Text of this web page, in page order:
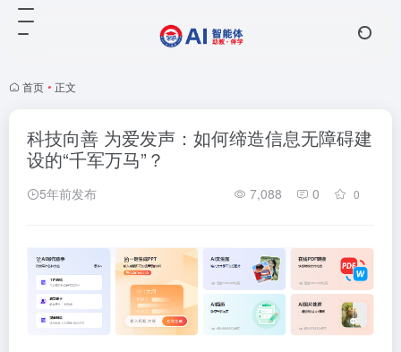
首页 • 正文
科技向善 为爱发声：如何缔造信息无障碍建
设的“千军万马”？
5年前发布 7,088 0 0